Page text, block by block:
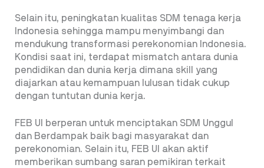
Selain itu, peningkatan kualitas SDM tenaga kerja
Indonesia sehingga mampu menyimbangi dan
mendukung transformasi perekonomian Indonesia.
Kondisi saat ini, terdapat mismatch antara dunia
pendidikan dan dunia kerja dimana skill yang
diajarkan atau kemampuan lulusan tidak cukup
dengan tuntutan dunia kerja.
FEB UI berperan untuk menciptakan SDM Unggul
dan Berdampak baik bagi masyarakat dan
perekonomian. Selain itu, FEB UI akan aktif
memberikan sumbang saran pemikiran terkait